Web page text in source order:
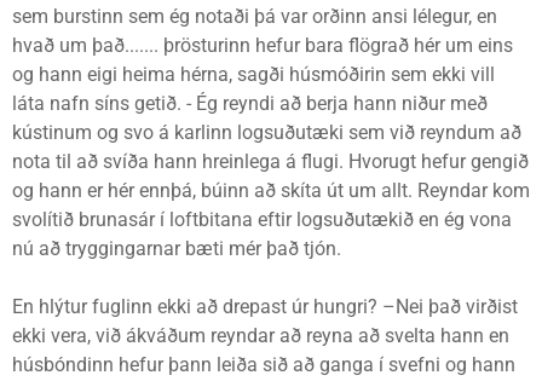
sem burstinn sem ég notaði þá var orðinn ansi lélegur, en
hvað um það....... þrösturinn hefur bara flögrað hér um eins
og hann eigi heima hérna, sagði húsmóðirin sem ekki vill
láta nafn síns getið. - Ég reyndi að berja hann niður með
kústinum og svo á karlinn logsuðutæki sem við reyndum að
nota til að svíða hann hreinlega á flugi. Hvorugt hefur gengið
og hann er hér ennþá, búinn að skíta út um allt. Reyndar kom
svolítið brunasár í loftbitana eftir logsuðutækið en ég vona
nú að tryggingarnar bæti mér það tjón.
En hlýtur fuglinn ekki að drepast úr hungri? –Nei það virðist
ekki vera, við ákváðum reyndar að reyna að svelta hann en
húsbóndinn hefur þann leiða sið að ganga í svefni og hann